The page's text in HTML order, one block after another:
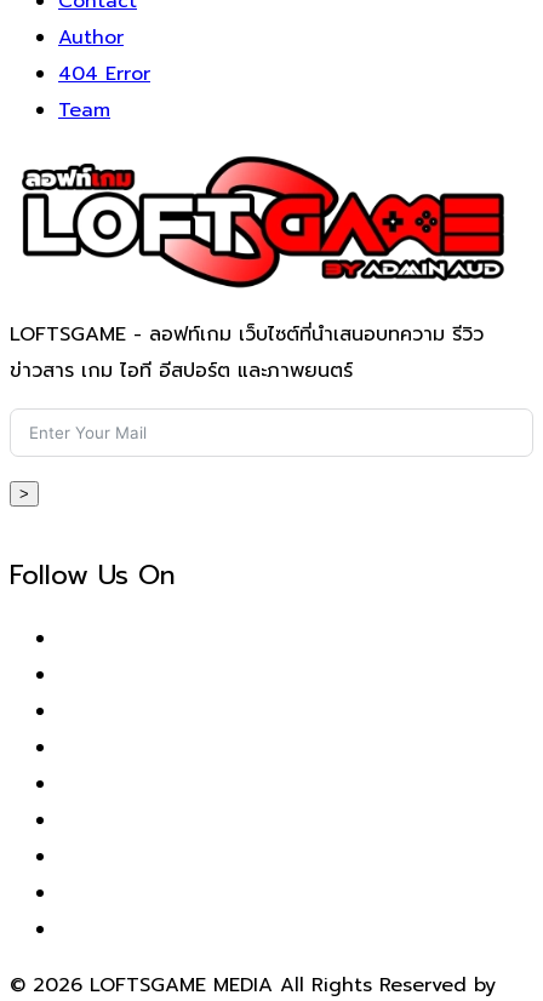
Author
404 Error
Team
LOFTSGAME - ลอฟท์เกม เว็บไซต์ที่นำเสนอบทความ รีวิว
ข่าวสาร เกม ไอที อีสปอร์ต และภาพยนตร์
>
Follow Us On
© 2026 LOFTSGAME MEDIA All Rights Reserved by